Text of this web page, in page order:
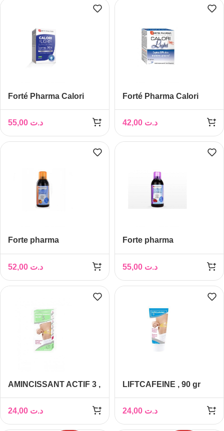
Forté Pharma Calori
د.ت
Forté Pharma Calori
د.ت
Forte pharma
Peche, 500ml
د.ت
Forte pharma
Framboise, 500ml
د.ت
AMINCISSANT ACTIF 3 ,
د.ت
LIFTCAFEINE , 90 gr
د.ت